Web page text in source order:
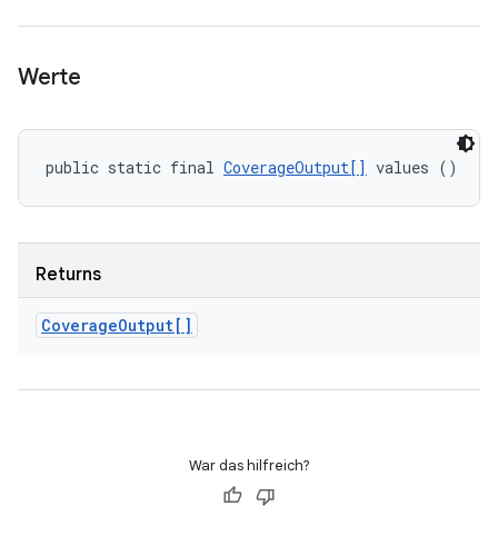
Werte
public static final CoverageOutput[] values ()
Returns
CoverageOutput[]
War das hilfreich?